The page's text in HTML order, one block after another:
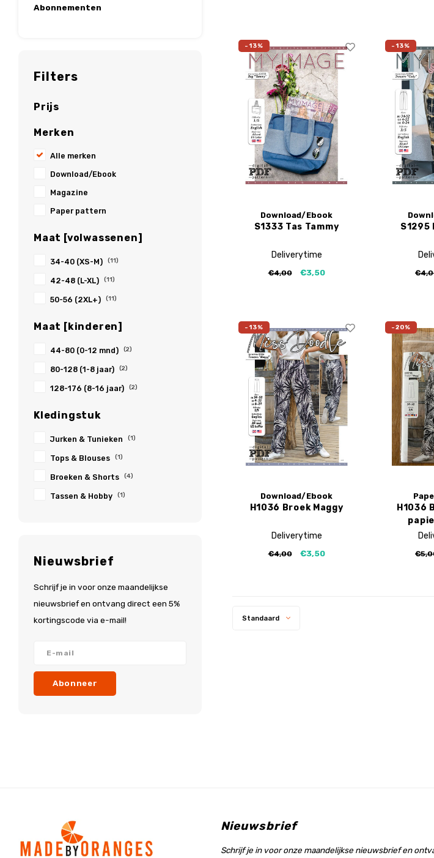
Abonnementen
Filters
Prijs
Merken
Alle merken
Download/Ebook
Magazine
Paper pattern
Maat [volwassenen]
34-40 (XS-M) (11)
42-48 (L-XL) (11)
50-56 (2XL+) (11)
Maat [kinderen]
44-80 (0-12 mnd) (2)
80-128 (1-8 jaar) (2)
128-176 (8-16 jaar) (2)
Kledingstuk
Jurken & Tunieken (1)
Tops & Blouses (1)
Broeken & Shorts (4)
Tassen & Hobby (1)
Nieuwsbrief
Schrijf je in voor onze maandelijkse
nieuwsbrief en ontvang direct een 5%
kortingscode via e-mail!
Abonneer
-13%
Download/Ebook
S1333 Tas Tammy
Deliverytime
€4,00 €3,50
-13%
S1295
-13%
Download/Ebook
H1036 Broek Maggy
Deliverytime
€4,00 €3,50
-20%
H1036
Standaard
Nieuwsbrief
Schrijf je in voor onze maandelijkse nieuwsbrief en